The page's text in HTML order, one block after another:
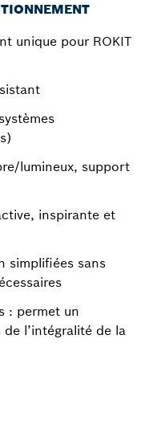
unique pour ROKIT
lumineux, support
inspirante et
simplifiées sans
: permet un
l’intégralité de la